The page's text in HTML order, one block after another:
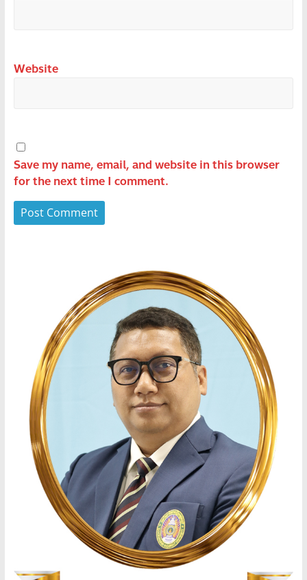
Website
Save my name, email, and website in this browser
for the next time I comment.